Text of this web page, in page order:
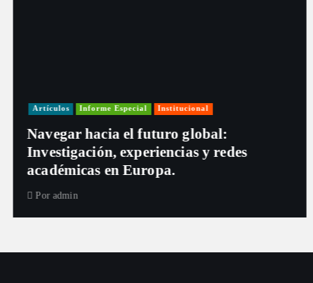
Artículos Informe Especial Institucional
Navegar hacia el futuro global:
Investigación, experiencias y redes
académicas en Europa.
Poradmin